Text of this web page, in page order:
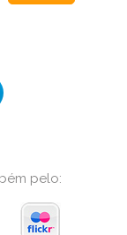
pelo: